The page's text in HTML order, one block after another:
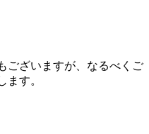
ございますが、なるべくご
ます。